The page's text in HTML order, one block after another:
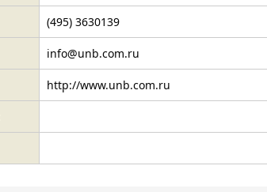
(495) 3630139
info@unb.com.ru
http://www.unb.com.ru